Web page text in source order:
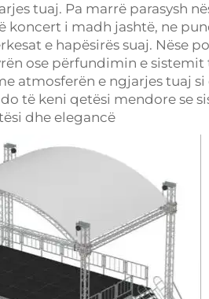
tuaj. Pa marrë parasysh
koncert i madh jashtë, ne
e hapësirës suaj. Nëse
ose përfundimin e
atmosferën e ngjarjes tuaj
të keni qetësi mendore se
dhe elegancë